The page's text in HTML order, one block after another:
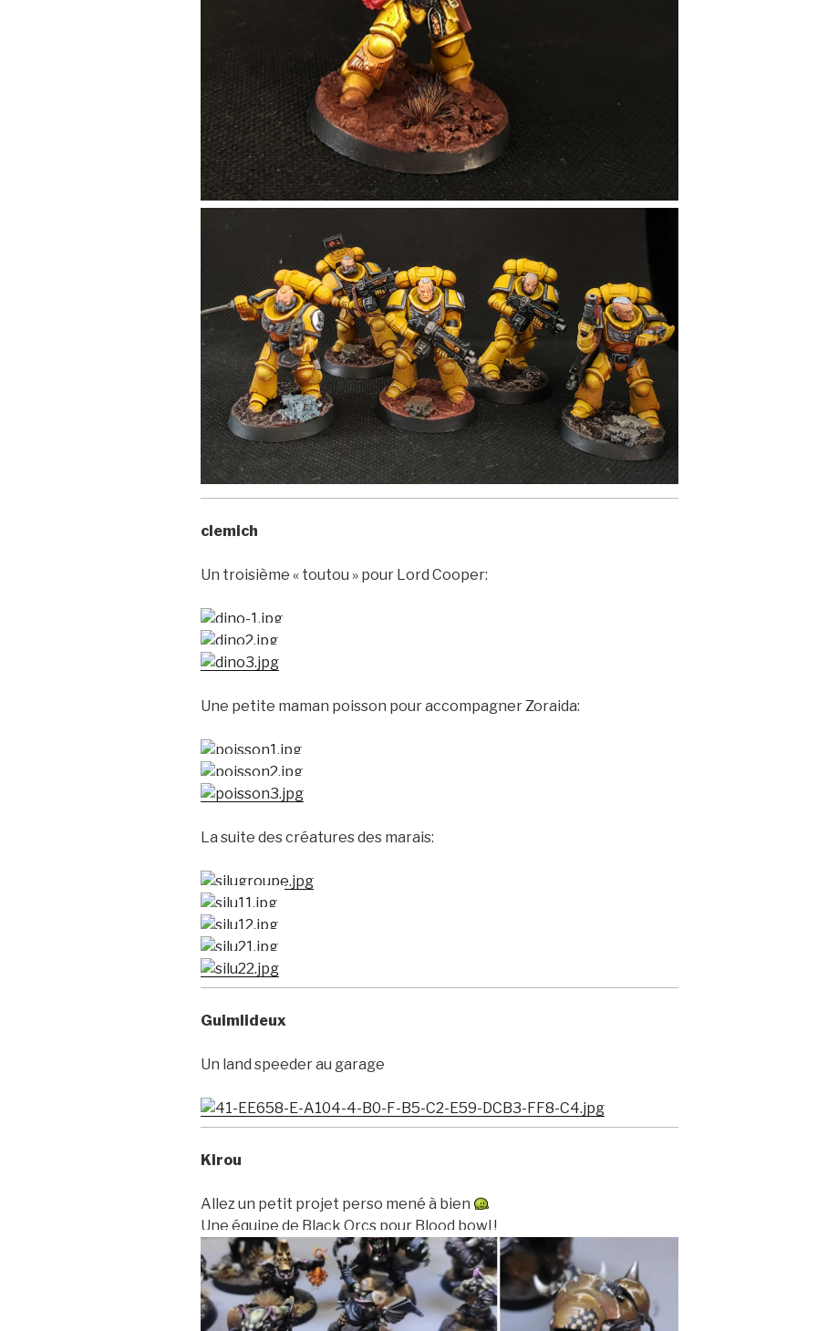
clemich
Un troisième « toutou » pour Lord Cooper:
Une petite maman poisson pour accompagner Zoraida:
La suite des créatures des marais:
Guimlideux
Un land speeder au garage
Kirou
Allez un petit projet perso mené à bien
Une équipe de Black Orcs pour Blood bowl !